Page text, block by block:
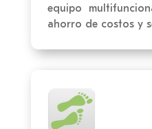
equipo
ahorro de costos y